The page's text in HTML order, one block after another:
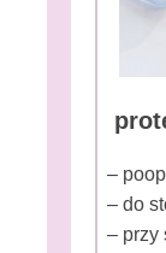
–
– do
– przy